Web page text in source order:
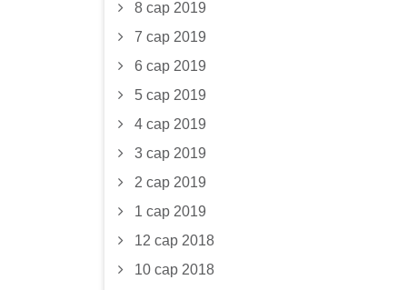
8 сар 2019
7 сар 2019
6 сар 2019
5 сар 2019
4 сар 2019
3 сар 2019
2 сар 2019
1 сар 2019
12 сар 2018
10 сар 2018